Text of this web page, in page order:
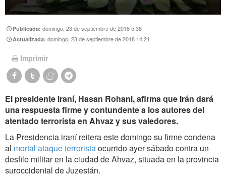
Publicada:domingo, 23 de septiembre de 2018 5:38
Actualizada:domingo, 23 de septiembre de 2018 14:21
Imprimir
El presidente iraní, Hasan Rohani, afirma que Irán dará
una respuesta firme y contundente a los autores del
atentado terrorista en Ahvaz y sus valedores.
La Presidencia iraní reitera este domingo su firme condena
al mortal ataque terroristaocurrido ayer sábado contra un
desfile militar en la ciudad de Ahvaz, situada en la provincia
suroccidental de Juzestán.